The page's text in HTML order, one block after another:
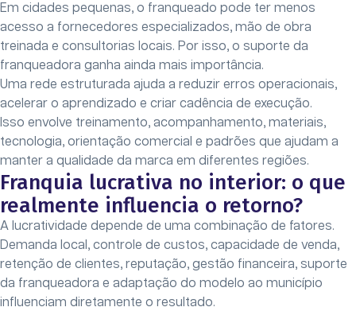
Em cidades pequenas, o franqueado pode ter menos
acesso a fornecedores especializados, mão de obra
treinada e consultorias locais. Por isso, o suporte da
franqueadora ganha ainda mais importância.
Uma rede estruturada ajuda a reduzir erros operacionais,
acelerar o aprendizado e criar cadência de execução.
Isso envolve treinamento, acompanhamento, materiais,
tecnologia, orientação comercial e padrões que ajudam a
manter a qualidade da marca em diferentes regiões.
Franquia lucrativa no interior: o que
realmente influencia o retorno?
A lucratividade depende de uma combinação de fatores.
Demanda local, controle de custos, capacidade de venda,
retenção de clientes, reputação, gestão financeira, suporte
da franqueadora e adaptação do modelo ao município
influenciam diretamente o resultado.